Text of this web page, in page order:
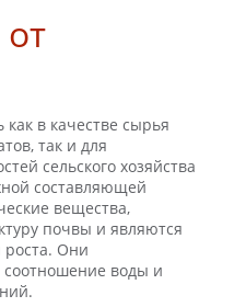
в качестве сырья
так и для
сельского хозяйства
составляющей
вещества,
почвы и являются
роста. Они
воды и